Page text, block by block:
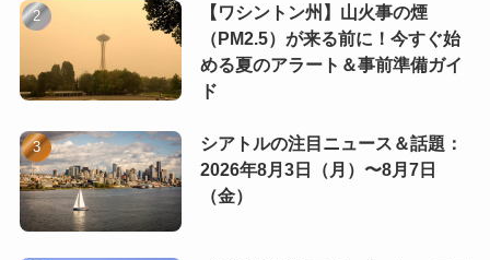
【ワシントン州】山火事の煙
（PM2.5）が来る前に！今すぐ始
める夏のアラート＆事前準備ガイ
ド
シアトルの注目ニュース＆話題：
2026年8月3日（月）〜8月7日
（金）